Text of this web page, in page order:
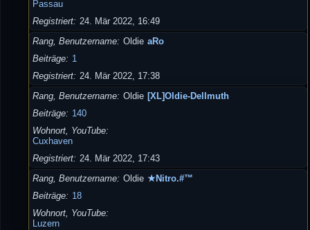
Passau
Registriert 24. Mär 2022, 16:49
Rang, Benutzername Oldie aRo
Beiträge
1
Registriert 24. Mär 2022, 17:38
Rang, Benutzername Oldie [XL]Oldie-Dellmuth
Beiträge
140
Wohnort, YouTube
Cuxhaven
Registriert 24. Mär 2022, 17:43
Rang, Benutzername Oldie ★Nitro.#™
Beiträge
18
Wohnort, YouTube
Luzern